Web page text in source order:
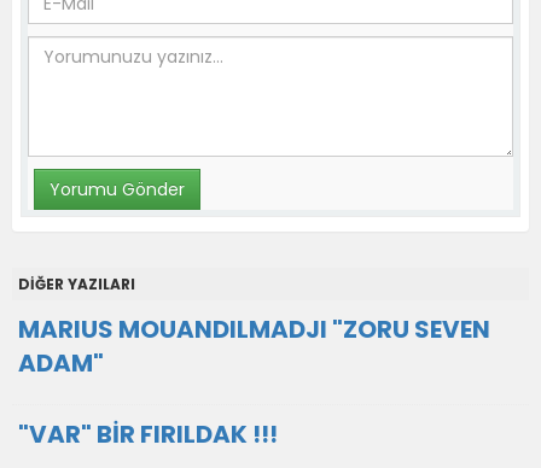
DİĞER YAZILARI
MARIUS MOUANDILMADJI "ZORU SEVEN
ADAM"
"VAR" BİR FIRILDAK !!!